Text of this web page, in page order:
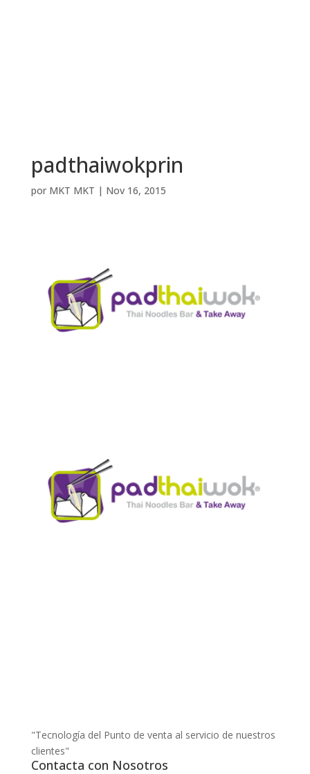
padthaiwokprin
por MKT MKT | Nov 16, 2015
"Tecnología del Punto de venta al servicio de nuestros
clientes"
Contacta con Nosotros